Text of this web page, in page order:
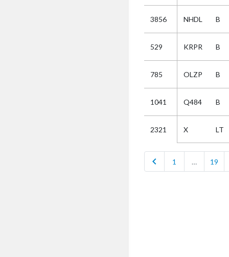
3856 NHDL B
529 KRPR B
785 OLZP B
1041 Q484 B
2321 X LT
chevron_left 1 … 19